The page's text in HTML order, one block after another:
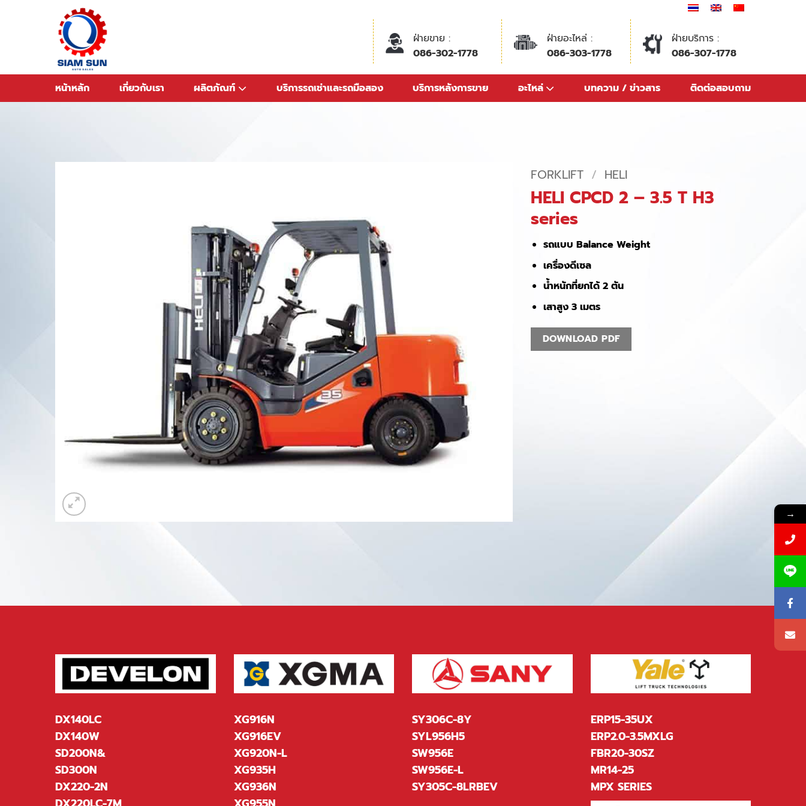
ฝ่ายขาย :
086-302-1778
ฝ่ายอะไหล่ :
086-303-1778
ฝ่ายบริการ :
086-307-1778
หน้าหลัก เกี่ยวกับเรา ผลิตภัณฑ์ บริการรถเช่าและรถมือสอง บริการหลังการขาย อะไหล่ บทความ / ข่าวสาร ติดต่อสอบถาม
FORKLIFT / HELI
HELI CPCD 2 – 3.5 T H3
series
รถแบบ Balance Weight
เครื่องดีเซล
น้ำหนักที่ยกได้ 2 ตัน
เสาสูง 3 เมตร
DOWNLOAD PDF
DX140LC
DX140W
SD200N&
SD300N
DX220-2N
XG916N
XG916EV
XG920N-L
XG935H
XG936N
SY306C-8Y
SYL956H5
SW956E
SW956E-L
SY305C-8LRBEV
ERP15-35UX
ERP2.0-3.5MXLG
FBR20-30SZ
MR14-25
MPX SERIES
→